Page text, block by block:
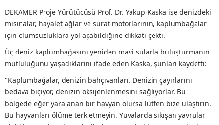
DEKAMER Proje Yürütücüsü Prof. Dr. Yakup Kaska ise denizdeki
misinalar, hayalet ağlar ve sürat motorlarının, kaplumbağalar
için olumsuzluklara yol açabildiğine dikkati çekti.
Üç deniz kaplumbağasını yeniden mavi sularla buluşturmanın
mutluluğunu yaşadıklarını ifade eden Kaska, şunları kaydetti:
"Kaplumbağalar, denizin bahçıvanları. Denizin çayırlarını
bedava biçiyor, denizin oksijenlenmesini sağlıyorlar. Bu
bölgede eğer yaralanan bir havyan olursa lütfen bize ulaştırın.
Bu hayvanları ölüme terk etmeyin. Yuvalarda sıkışan yavrular